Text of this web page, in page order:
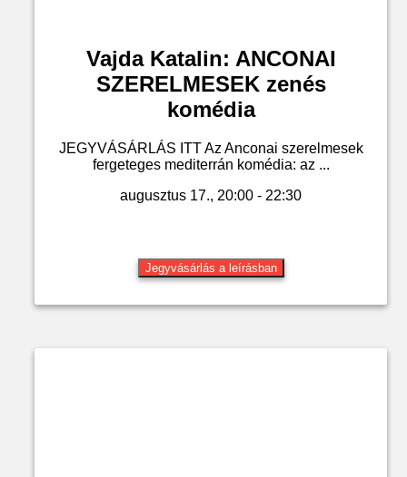
Vajda Katalin: ANCONAI
SZERELMESEK zenés
komédia
JEGYVÁSÁRLÁS ITT Az Anconai szerelmesek
fergeteges mediterrán komédia: az ...
augusztus 17., 20:00 - 22:30
Jegyvásárlás a leírásban